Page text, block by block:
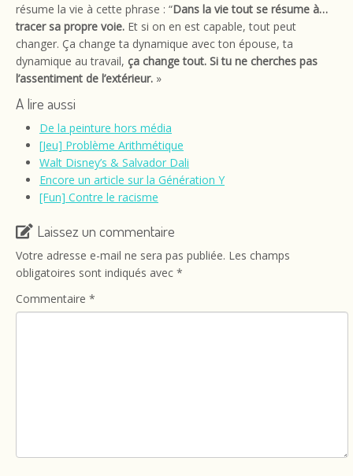
résume la vie à cette phrase : “Dans la vie tout se résume à…
tracer sa propre voie. Et si on en est capable, tout peut
changer. Ça change ta dynamique avec ton épouse, ta
dynamique au travail, ça change tout. Si tu ne cherches pas
l’assentiment de l’extérieur. »
A lire aussi
De la peinture hors média
[Jeu] Problème Arithmétique
Walt Disney’s & Salvador Dali
Encore un article sur la Génération Y
[Fun] Contre le racisme
Laissez un commentaire
Votre adresse e-mail ne sera pas publiée. Les champs
obligatoires sont indiqués avec *
Commentaire *